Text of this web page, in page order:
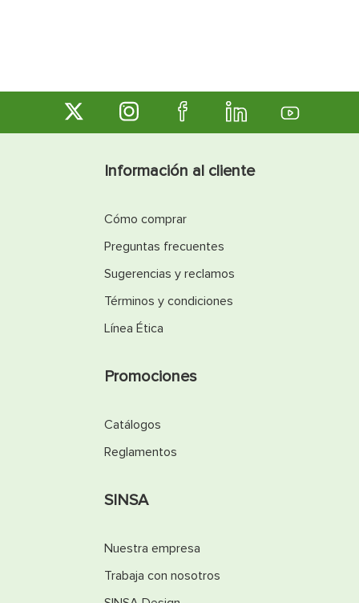
Información al cliente
Cómo comprar
Preguntas frecuentes
Sugerencias y reclamos
Términos y condiciones
Línea Ética
Promociones
Catálogos
Reglamentos
SINSA
Nuestra empresa
Trabaja con nosotros